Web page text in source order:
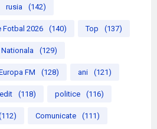
rusia (142)
Fotbal 2026 (140) Top (137)
Nationala (129)
FM (128) ani (121)
(118) politice (116)
Comunicate (111)